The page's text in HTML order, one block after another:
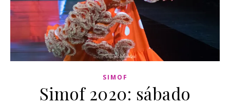
SIMOF
Simof 2020: sábado